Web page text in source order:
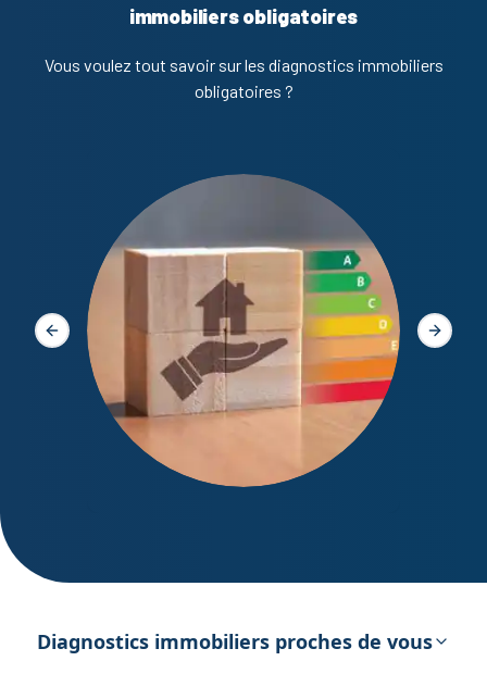
immobiliers obligatoires
Vous voulez tout savoir sur les diagnostics immobiliers
obligatoires ?
énergétique
Slide précédente Slide
Diagnostics immobiliers proches de vous